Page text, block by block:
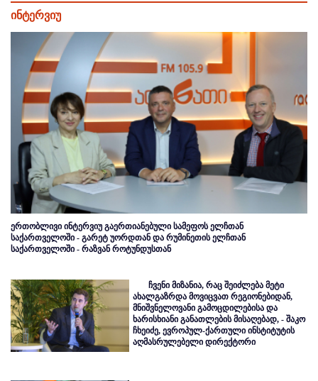
ინტერვიუ
ერთობლივი ინტერვიუ გაერთიანებული სამეფოს ელჩთან
საქართველოში - გარეტ უორდთან და რუმინეთის ელჩთან
საქართველოში - რაზვან როტუნდუსთან
ჩვენი მიზანია, რაც შეიძლება მეტი
ახალგაზრდა მოვიცვათ რეგიონებიდან,
მნიშვნელოვანი გამოცდილებისა და
ხარისხიანი განათლების მისაღებად, - შაკო
ჩხეიძე, ევროპულ-ქართული ინსტიტუტის
აღმასრულებელი დირექტორი